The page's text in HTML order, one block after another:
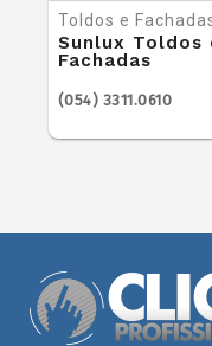
Toldos e
Sunlux Toldos
Fachadas
(054) 3311.0610